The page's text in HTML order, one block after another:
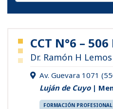
CCT N°6 –
Dr. Ramón H Lemos
Av. Guevara 1071
Luján de Cuyo|
FORMACIÓN PROFESIONAL